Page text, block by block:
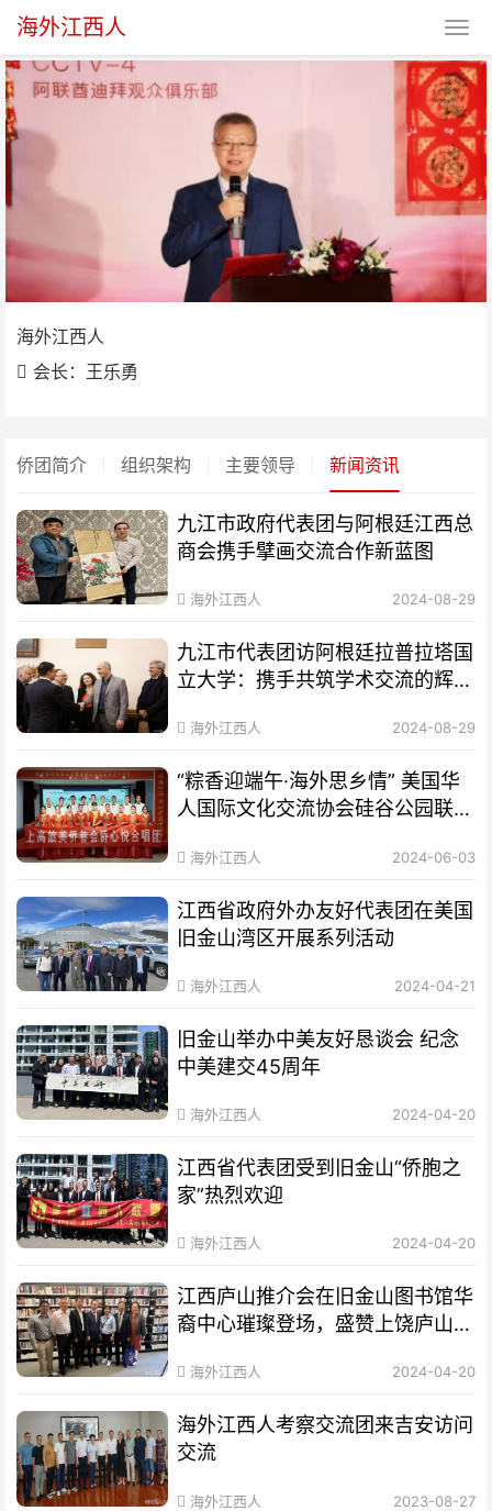
海外江西人
海外江西人
会长：王乐勇
侨团简介 组织架构 主要领导 新闻资讯
海外江西人
九江市政府代表团与阿根廷江西总
商会携手擘画交流合作新蓝图
海外江西人 2024-08-29
九江市代表团访阿根廷拉普拉塔国
立大学：携手共筑学术交流的辉煌
海外江西人 2024-08-29
“粽香迎端午·海外思乡情” 美国华
人国际文化交流协会硅谷公园联欢
行海外江西人 2024-06-03
江西省政府外办友好代表团在美国
旧金山湾区开展系列活动
海外江西人 2024-04-21
旧金山举办中美友好恳谈会 纪念
中美建交45周年
海外江西人 2024-04-20
江西省代表团受到旧金山“侨胞之
家”热烈欢迎
海外江西人 2024-04-20
江西庐山推介会在旧金山图书馆华
裔中心璀璨登场，盛赞上饶庐山秀
海外江西人 2024-04-20
海外江西人考察交流团来吉安访问
交流
海外江西人 2023-08-27